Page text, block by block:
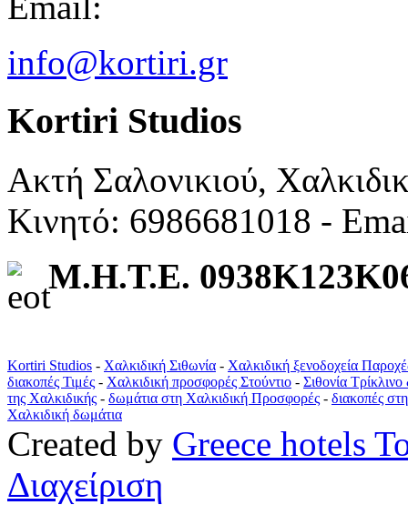
info@kortiri.gr
Kortiri Studios
Ακτή Σαλονικιού,
Κινητό: 6986681018 -
Μ.Η.Τ.Ε.
Kortiri Studios - Χαλκιδική Σιθωνία - Χαλκιδική ξενοδοχεία
διακοπές Τιμές - Χαλκιδική προσφορές Στούντιο - Σιθονία
της Χαλκιδικής - δωμάτια στη Χαλκιδική Προσφορές - διακοπές
Χαλκιδική δωμάτια
Created by Greece hotels
Διαχείριση